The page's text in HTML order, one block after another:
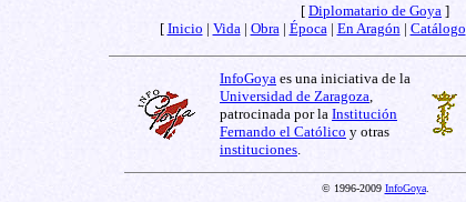
[ Diplomatario de Goya ]
[ Inicio | Vida | Obra | Época | En Aragón | Catálogo
InfoGoya es una iniciativa de la
Universidad de Zaragoza
patrocinada por la Institución
Fernando el Católico y otras
instituciones
© 1996-2009 InfoGoya.